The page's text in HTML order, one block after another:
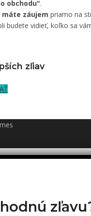
obchodu".
záujem priamo na
budete vidieť, koľko sa
zľiav